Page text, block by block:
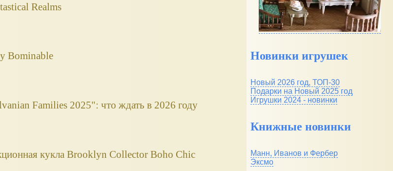
Realms
Bominable
Families 2025": что ждать в 2026 году
кукла Brooklyn Collector Boho Chic
Новинки игрушек
Новый 2026 год, ТОП-30
Подарки на Новый 2025 год
Игрушки 2024 - новинки
Книжные новинки
Манн, Иванов и Фербер
Эксмо